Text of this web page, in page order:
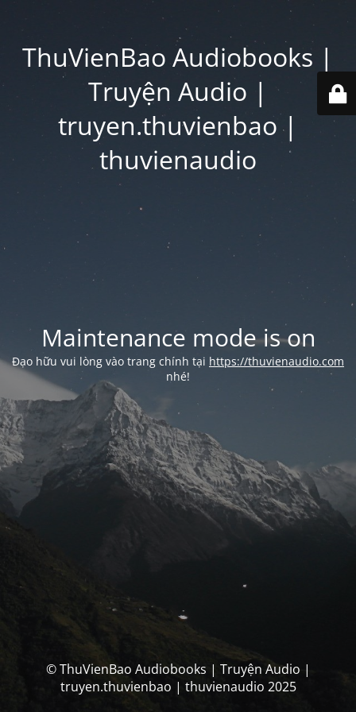
ThuVienBao Audiobooks |
Truyện Audio |
truyen.thuvienbao |
thuvienaudio
Maintenance mode is on
Đạo hữu vui lòng vào trang chính tại https://thuvienaudio.com
nhé!
© ThuVienBao Audiobooks | Truyện Audio |
truyen.thuvienbao | thuvienaudio 2025